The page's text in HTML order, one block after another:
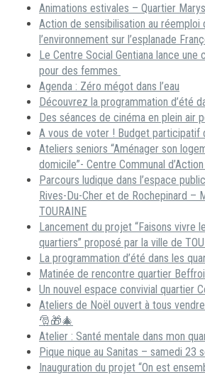
Animations estivales – Quartier
Action de sensibilisation au réemploi
l’environnement sur l’esplanade
Le Centre Social Gentiana lance
pour des femmes
Agenda : Zéro mégot dans l’eau
Découvrez la programmation d’été
Des séances de cinéma en plein air
A vous de voter ! Budget participatif
Ateliers seniors “Aménager son
domicile”- Centre Communal
Parcours ludique dans l’espace
Rives-Du-Cher et de Rochepinard –
TOURAINE
Lancement du projet “Faisons vivre
quartiers” proposé par la ville de
La programmation d’été dans les
Matinée de rencontre quartier Beffroi
Un nouvel espace convivial quartier
Ateliers de Noël ouvert à tous
🎅🎁🎄
Atelier : Santé mentale dans mon
Pique nique au Sanitas – samedi 23
Inauguration du projet “On est